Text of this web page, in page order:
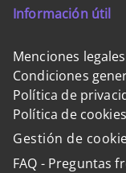
Información útil
Menciones legales
Condiciones
Política de
Política de cookies
Gestión de
FAQ - Preguntas